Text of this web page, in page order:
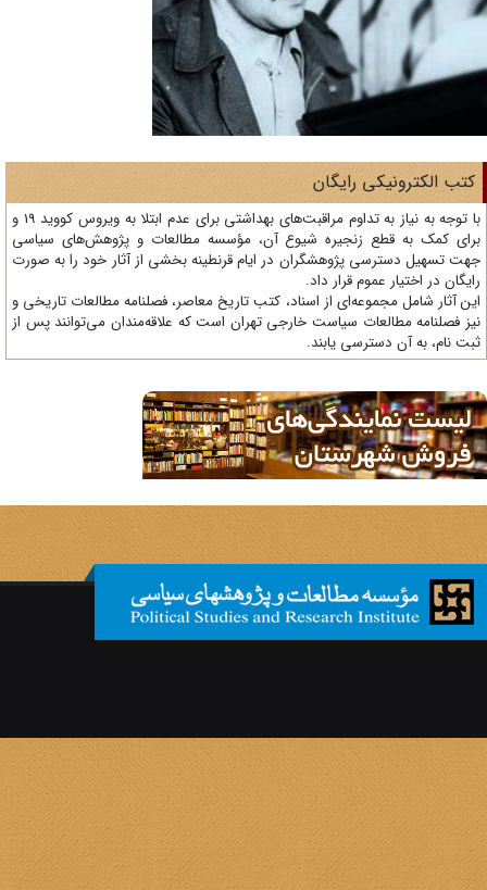
الکترونیکی رایگان
با توجه به نیاز به تداوم مراقبت‌های بهداشتی برای عدم ابتلا به ویروس کووید 19 و
کمک به قطع زنجیره شیوع آن، مؤسسه مطالعات و پژوهش‌های سیاسی
تسهیل دسترسی پژوهشگران در ایام قرنطینه بخشی از آثار خود را به صورت
در اختیار عموم قرار داد.
آثار شامل مجموعه‌ای از اسناد، کتب تاریخ معاصر، فصلنامه‌ مطالعات تاریخی و
فصلنامه مطالعات سیاست خارجی تهران است که علاقه‌مندان می‌توانند پس از
نام، به آن دسترسی یابند.